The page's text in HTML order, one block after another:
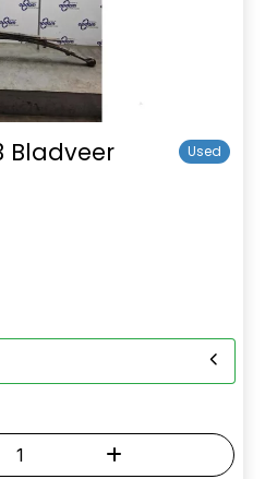
Bladveer
Used